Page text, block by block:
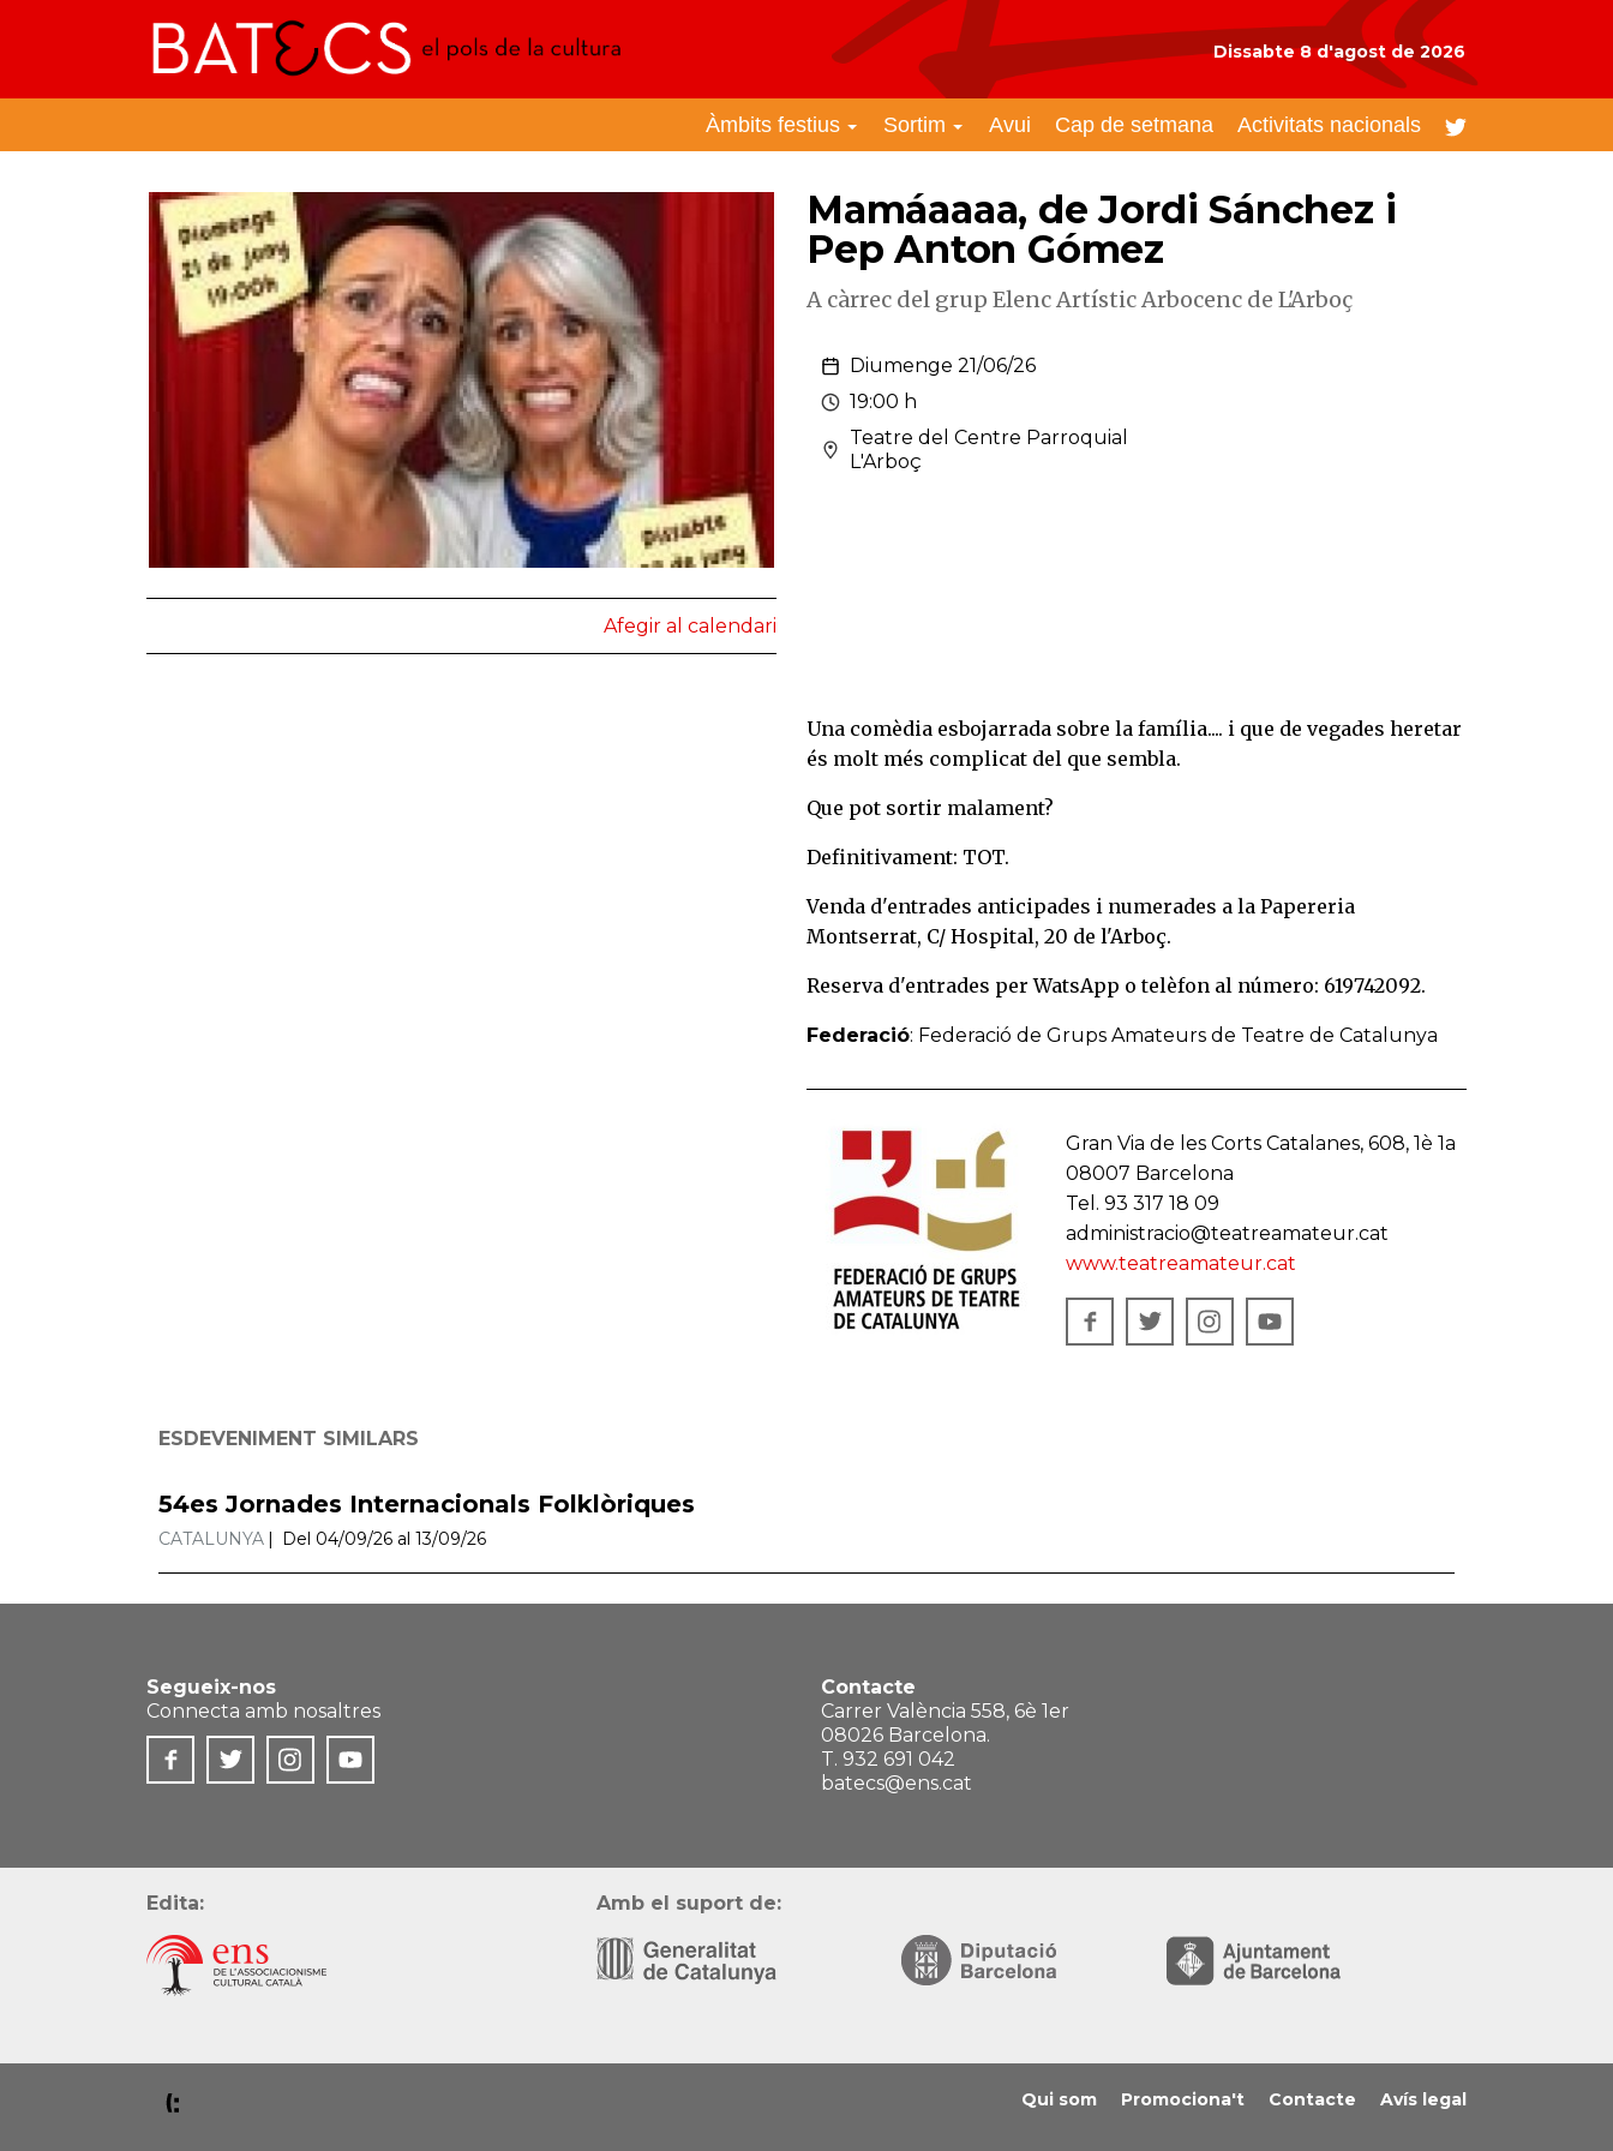
Batecs Dissabte 8 d'agost de 2026
Àmbits festius Sortim Avui Cap de setmana Activitats nacionals
Afegir al calendari
Mamáaaaa, de Jordi Sánchez i
Pep Anton Gómez
A càrrec del grup Elenc Artístic Arbocenc de L'Arboç
Diumenge 21/06/26
19:00 h
Teatre del Centre Parroquial
L'Arboç
Una comèdia esbojarrada sobre la família.... i que de vegades heretar
és molt més complicat del que sembla.
Que pot sortir malament?
Definitivament: TOT.
Venda d'entrades anticipades i numerades a la Papereria
Montserrat, C/ Hospital, 20 de l'Arboç.
Reserva d'entrades per WatsApp o telèfon al número: 619742092.
Federació: Federació de Grups Amateurs de Teatre de Catalunya
Gran Via de les Corts Catalanes, 608, 1è 1a
08007 Barcelona
Tel. 93 317 18 09
administracio@teatreamateur.cat
www.teatreamateur.cat
ESDEVENIMENT SIMILARS
54es Jornades Internacionals Folklòriques
CATALUNYA Del 04/09/26 al 13/09/26
Segueix-nos
Connecta amb nosaltres
Contacte
Carrer València 558, 6è 1er
08026 Barcelona.
T. 932 691 042
batecs@ens.cat
Edita: Amb el suport de:
Qui som Promociona't Contacte Avís legal